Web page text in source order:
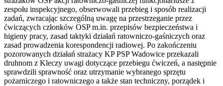
zespołu inspekcyjnego, obserwowali przebieg i sposób realizacji
zadań, zwracając szczególną uwagę na przestrzeganie przez
ćwiczących członków OSP m.in. przepisów bezpieczeństwa i
higieny pracy, zasad taktyki działań ratowniczo-gaśniczych oraz
zasad prowadzenia korespondencji radiowej. Po zakończeniu
pozorowanych działań strażacy KP PSP Wadowice przekazali
druhnom z Kleczy uwagi dotyczące przebiegu ćwiczeń, a następnie
sprawdzili sprawność oraz utrzymanie wybranego sprzętu
pożarniczego i ratowniczego a także stan techniczny, porządek i